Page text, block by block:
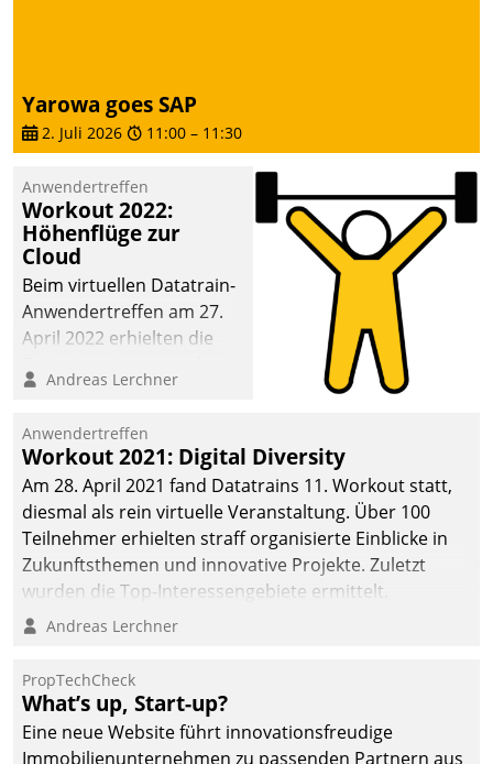
Yarowa goes SAP
2. Juli 2026 11:00 – 11:30
Anwendertreffen
Workout 2022:
Höhenflüge zur
Cloud
Beim virtuellen Datatrain-
Anwendertreffen am 27.
April 2022 erhielten die
Teilnehmer kurzweilige
Cloud-Strategien und -
Lösungen mit hohem
Zukunftspotenzial.
Andreas Lerchner
Anwendertreffen
Workout 2021: Digital Diversity
Am 28. April 2021 fand Datatrains 11. Workout statt,
diesmal als rein virtuelle Veranstaltung. Über 100
Teilnehmer erhielten straff organisierte Einblicke in
Zukunftsthemen und innovative Projekte. Zuletzt
wurden die Top-Interessengebiete ermittelt.
Andreas Lerchner
PropTechCheck
What’s up, Start-up?
Eine neue Website führt innovationsfreudige
Immobilienunternehmen zu passenden Partnern aus